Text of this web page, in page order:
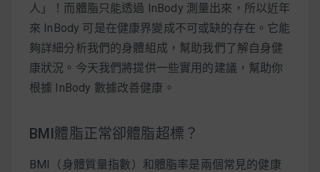
蔬食純素營養
純素料理食譜
蔬食純素餐廳推薦
人」！而體脂只能透過 InBody 測量出來，所以近年
來 InBody 可是在健康界變成不可或缺的存在。它能
夠詳細分析我們的身體組成，幫助我們了解自身健
康狀況。今天我們將提供一些實用的建議，幫助你
根據 InBody 數據改善健康。
BMI體脂正常卻體脂超標？
BMI（身體質量指數）和體脂率是兩個常見的健康